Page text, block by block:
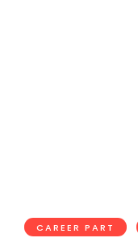
CAREER PART